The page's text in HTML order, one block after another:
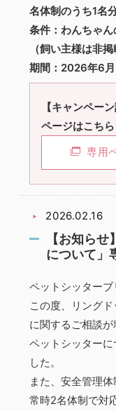
名体制のうち1名
条件：わんちゃ
（飼い主様は非掲
期間：2026年6
【キャンペー
ページはこちら
専用
2026.02.16
【お知ら
について」
ペットシッターブ
この度、リング
に関するご相談
ペットシッター
した。
また、安全管理
常時2名体制で対